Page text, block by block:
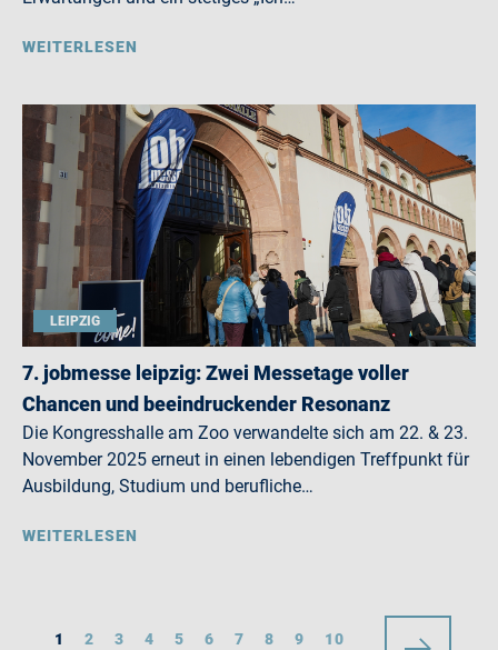
WEITERLESEN
LEIPZIG
7. jobmesse leipzig: Zwei Messetage voller
Chancen und beeindruckender Resonanz
Die Kongresshalle am Zoo verwandelte sich am 22. & 23.
November 2025 erneut in einen lebendigen Treffpunkt für
Ausbildung, Studium und berufliche…
WEITERLESEN
1 2 3 4 5 6 7 8 9 10